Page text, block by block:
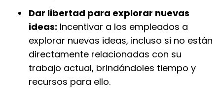
Dar libertad para explorar nuevas
ideas: Incentivar a los empleados a
explorar nuevas ideas, incluso si no están
directamente relacionadas con su
trabajo actual, brindándoles tiempo y
recursos para ello.